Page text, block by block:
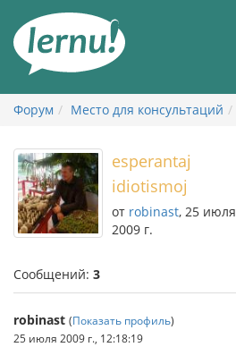
содержанию
Форум Место для консультаций
esperantaj
idiotismoj
от robinast, 25 июля
2009 г.
Сообщений: 3
robinast (Показать профиль)
25 июля 2009 г., 12:18:19